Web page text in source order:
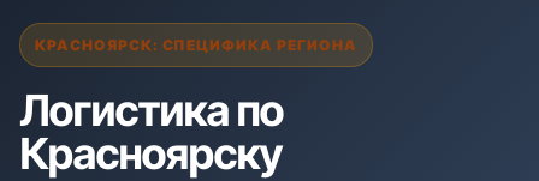
КРАСНОЯРСК: СПЕЦИФИКА РЕГИОНА
Логистика по
Красноярску